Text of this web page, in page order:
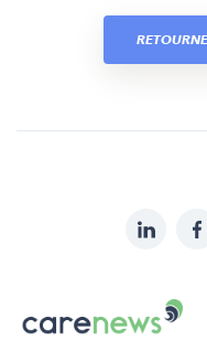
sur:
LinkedIn
Carenews,
Le